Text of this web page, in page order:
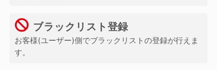
ブラックリスト登録
お客様(ユーザー)側でブラックリストの登録が行えま
す。